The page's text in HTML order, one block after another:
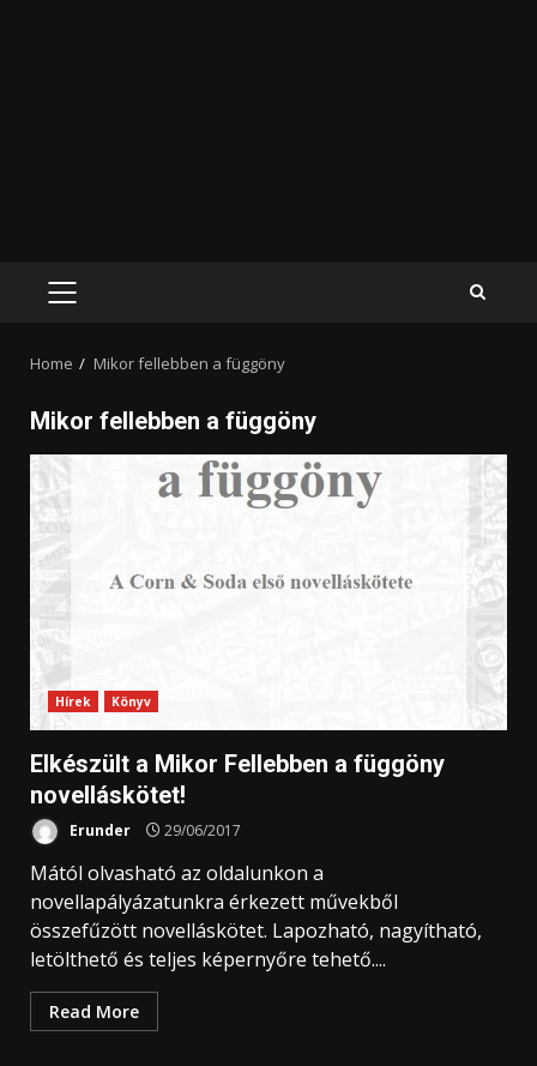
PRIMARY
Home Mikor fellebben a függöny
Mikor fellebben a függöny
Hírek Könyv
Elkészült a Mikor Fellebben a függöny
novelláskötet!
Erunder 29/06/2017
Mától olvasható az oldalunkon a
novellapályázatunkra érkezett művekből
összefűzött novelláskötet. Lapozható, nagyítható,
letölthető és teljes képernyőre tehető....
Read More